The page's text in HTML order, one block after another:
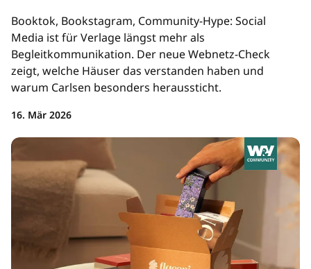
Booktok, Bookstagram, Community-Hype: Social
Media ist für Verlage längst mehr als
Begleitkommunikation. Der neue Webnetz-Check
zeigt, welche Häuser das verstanden haben und
warum Carlsen besonders heraussticht.
16. Mär 2026